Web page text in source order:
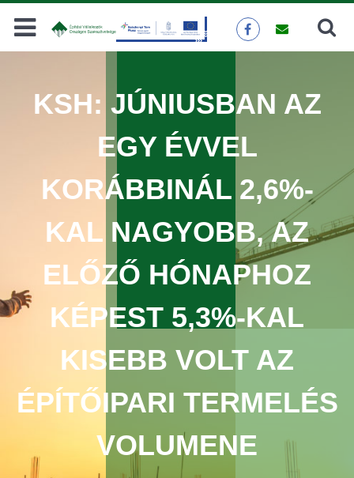
Keresés
KSH: JÚNIUSBAN AZ
EGY ÉVVEL
KORÁBBINÁL 2,6%-
KAL NAGYOBB, AZ
ELŐZŐ HÓNAPHOZ
KÉPEST 5,3%-KAL
KISEBB VOLT AZ
ÉPÍTŐIPARI TERMELÉS
VOLUMENE